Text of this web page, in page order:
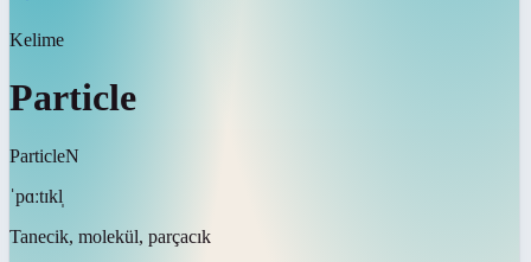
Kelime
Particle
ParticleN
ˈpɑːtɪkl̩
Tanecik, molekül, parçacık